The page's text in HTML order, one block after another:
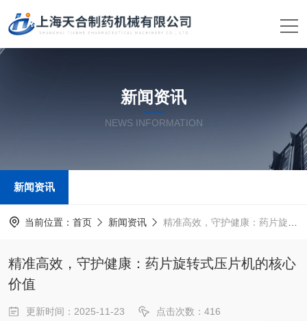
新闻资讯
NEWS INFORMATION
新闻资讯
当前位置： 首页 新闻资讯 精准高效，守护健康：药片旋转式压片机的核心价值
精准高效，守护健康：药片旋转式压片机的核心
价值
更新时间：2025-11-23 点击次数：416